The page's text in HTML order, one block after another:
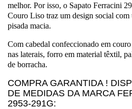
melhor. Por isso, o Sapato Ferracini
Couro Liso traz um design social com
pisada macia.
Com cabedal confeccionado em
nas laterais, forro em material têxtil,
de borracha.
COMPRA GARANTIDA !
DE MEDIDAS DA MARCA
2953-291G: